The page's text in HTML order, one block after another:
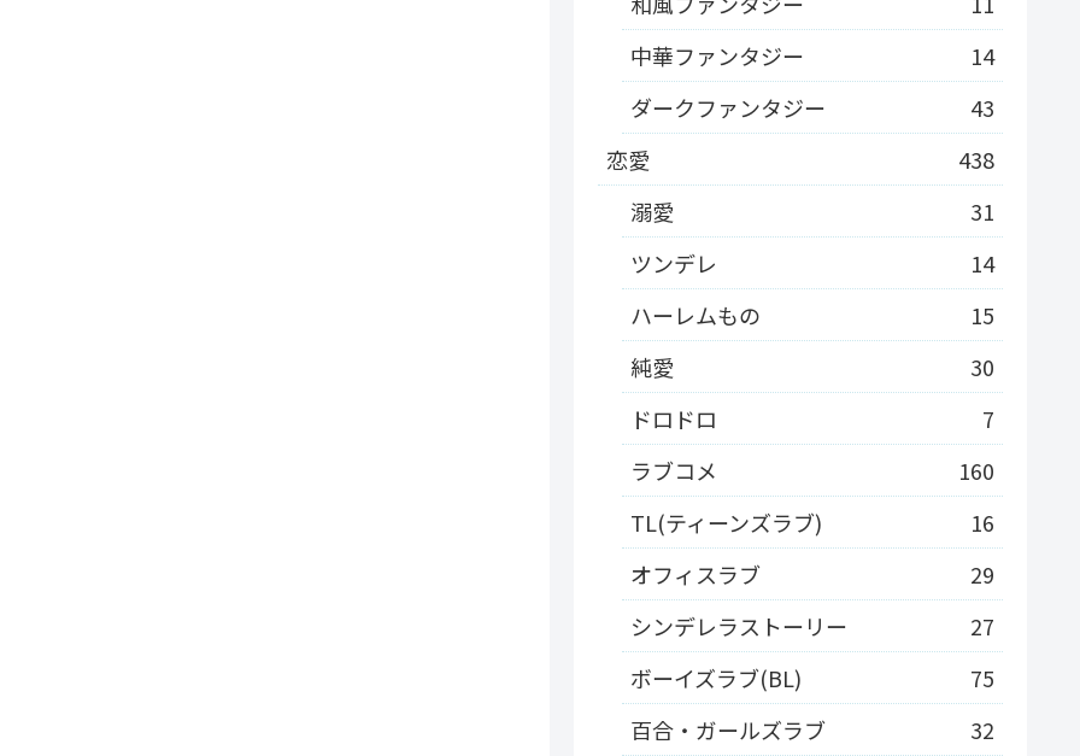
中華ファンタジー
14
ダークファンタジー
43
恋愛
438
溺愛
31
ツンデレ
14
ハーレムもの
15
純愛
30
ドロドロ
7
ラブコメ
160
TL(ティーンズラブ)
16
オフィスラブ
29
シンデレラストーリー
27
ボーイズラブ(BL)
75
百合・ガールズラブ
32